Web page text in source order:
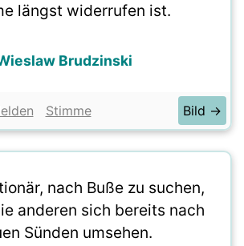
längst widerrufen ist.
Brudzinski
Stimme Bild →
nach Buße zu suchen,
anderen sich bereits nach
Sünden umsehen.